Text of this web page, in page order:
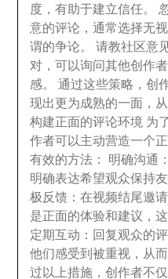
度 ，有助于建立信任。
意的评论 ，通常选择无
谓的争论。请教社区意
对 ， 可以询问其他创作
感。通过这些策略 ，创
现出更为成熟的一面 ，
构建正面的评论环境 为
作者可以主动营造一个
有效的方法 ： 明确沟通
明确表达希望观众保持
极反馈 ：在视频结尾邀
是正面的体验和建议 ，
定期互动 ： 回复观众的
他们感受到被重视 ， 从
过以上措施 ，创作者不